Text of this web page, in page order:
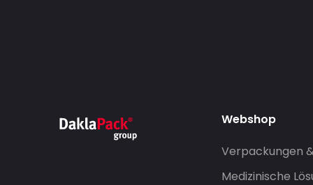
Webshop
Verpackungen
Medizinische